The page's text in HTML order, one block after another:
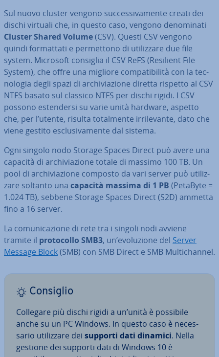
Sul nuovo cluster vengono suc­ces­si­va­men­te creati dei
dischi virtuali che, in questo caso, vengono de­no­mi­na­ti
Cluster Shared Volume(CSV). Questi CSV vengono
quindi for­mat­ta­ti e per­met­to­no di uti­liz­za­re due file
system. Microsoft consiglia il CSV ReFS (Resilient File
System), che offre una migliore com­pa­ti­bi­li­tà con la tec­
no­lo­gia degli spazi di ar­chi­via­zio­ne diretta rispetto al CSV
NTFS basato sul classico NTFS per dischi rigidi. I CSV
possono esten­der­si su varie unità hardware, aspetto
che, per l’utente, risulta to­tal­men­te ir­ri­le­van­te, dato che
viene gestito esclu­si­va­men­te dal sistema.
Ogni singolo nodo Storage Spaces Direct può avere una
capacità di ar­chi­via­zio­ne totale di massimo 100 TB. Un
pool di ar­chi­via­zio­ne composto da vari server può uti­liz­
za­re soltanto una capacità massima di 1 PB (PetaByte =
1.024 TB), sebbene Storage Spaces Direct (S2D) ammetta
fino a 16 server.
La co­mu­ni­ca­zio­ne di rete tra i singoli nodi avviene
tramite il pro­to­col­lo SMB3, un’evo­lu­zio­ne del Server
Message Block(SMB) con SMB Direct e SMB Mul­ti­chan­nel.
Consiglio
Collegare più dischi rigidi a un’unità è possibile
anche su un PC Windows. In questo caso è ne­ces­
sa­rio uti­liz­za­re dei supporti dati dinamici. Nella
gestione dei supporti dati di Windows 10 è